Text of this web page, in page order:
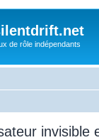
de rôle indépendants
invisible